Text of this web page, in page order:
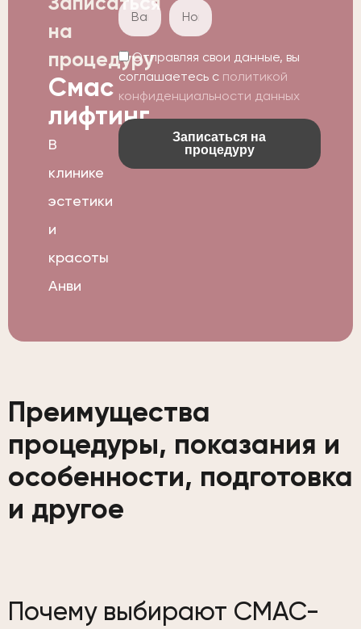
Записаться
на
процедуру
Смас
лифтинг
В
клинике
эстетики
и
красоты
Анви
Отправляя свои данные, вы
соглашаетесь с политикой
конфиденциальности данных
Записаться на
процедуру
Преимущества
процедуры, показания и
особенности, подготовка
и другое
Почему выбирают СМАС-